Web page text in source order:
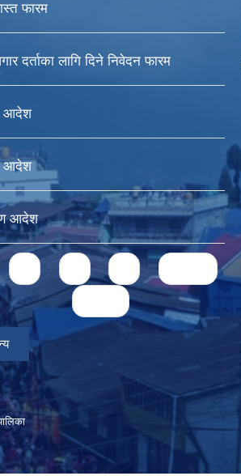
फारम
दर्ताका लागि दिने निवेदन फारम
आदेश
आदेश
आदेश